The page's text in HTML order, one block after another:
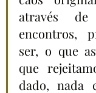
através
encontros,
ser, o que
que
dado, nada